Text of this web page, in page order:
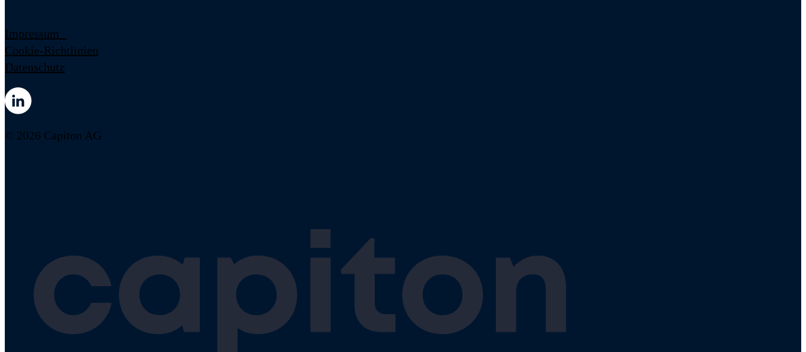
Impressum
Cookie-Richtlinien
Datenschutz
© 2026 Capiton AG